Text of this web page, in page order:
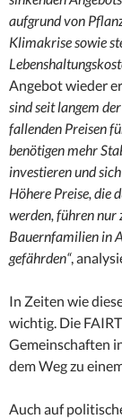
aufgrund von
Klimakrise sowie
Angebot wieder
sind seit langem
fallenden Preisen
benötigen mehr
investieren und
Höhere Preise, die
werden, führen nur
Bauernfamilien in
gefährden“,
In Zeiten wie
wichtig. Die
Gemeinschaften
dem Weg zu
Auch auf